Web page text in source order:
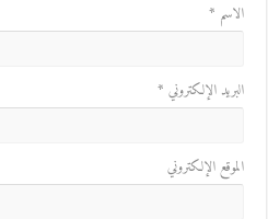
الاسم *
البريد الإلكتروني *
الموقع الإلكتروني